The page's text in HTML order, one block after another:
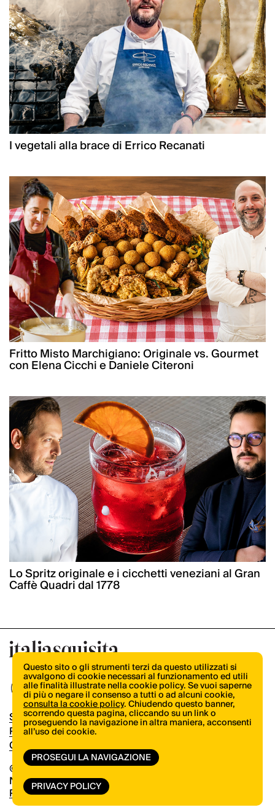
I vegetali alla brace di Errico Recanati
Fritto Misto Marchigiano: Originale vs. Gourmet
con Elena Cicchi e Daniele Citeroni
Lo Spritz originale e i cicchetti veneziani al Gran
Caffè Quadri dal 1778
© Copyright 2026.Vertical.it
N.ro Iscrizione ROC 32504
Privacy Policy
Shop
Pubblicità
Contatti
Questo sito o gli strumenti terzi da questo utilizzati si
avvalgono di cookie necessari al funzionamento ed utili
alle finalità illustrate nella cookie policy. Se vuoi saperne
di più o negare il consenso a tutti o ad alcuni cookie,
consulta la cookie policy. Chiudendo questo banner,
scorrendo questa pagina, cliccando su un link o
proseguendo la navigazione in altra maniera, acconsenti
all’uso dei cookie.
PROSEGUI LA NAVIGAZIONE
PRIVACY POLICY